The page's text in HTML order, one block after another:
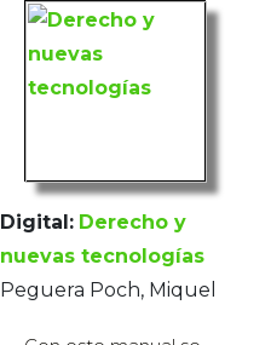
Digital: Derecho y
nuevas tecnologías
Peguera Poch, Miquel